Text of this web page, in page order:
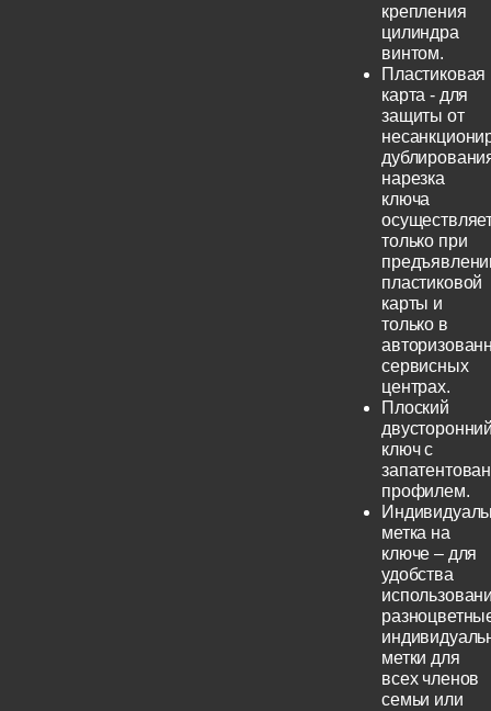
крепления
цилиндра
винтом.
Пластиковая
карта - для
защиты от
нарезка
ключа
только при
пластиковой
карты и
только в
сервисных
центрах.
Плоский
ключ с
профилем.
метка на
ключе – для
удобства
метки для
всех членов
семьи или